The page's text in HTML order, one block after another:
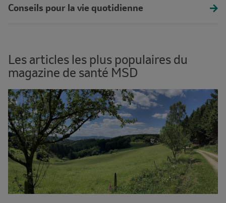
Conseils pour la vie quotidienne
Les articles les plus populaires du
magazine de santé MSD